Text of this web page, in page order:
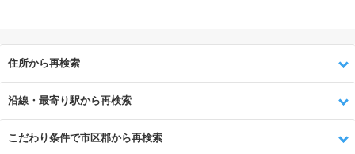
住所から再検索
沿線・最寄り駅から再検索
こだわり条件で市区郡から再検索